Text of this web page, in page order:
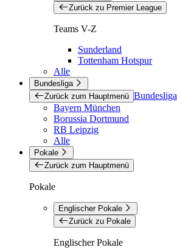
Zurück zu Premier League
Teams V-Z
Sunderland
Tottenham Hotspur
Alle
Bundesliga
Zurück zum Hauptmenü Bundesliga
Bayern München
Borussia Dortmund
RB Leipzig
Alle
Pokale
Zurück zum Hauptmenü
Pokale
Englischer Pokale
Zurück zu Pokale
Englischer Pokale